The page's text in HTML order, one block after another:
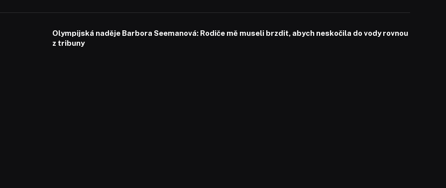
Olympijská naděje Barbora Seemanová: Rodiče mě museli brzdit, abych neskočila do vody rovnou
z tribuny